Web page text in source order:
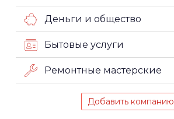
Деньги и общество
Бытовые услуги
Ремонтные мастерские
Добавить компанию